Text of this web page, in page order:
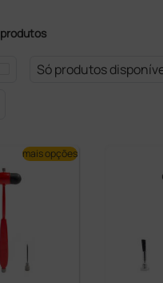
produtos
Só produtos
mais opções